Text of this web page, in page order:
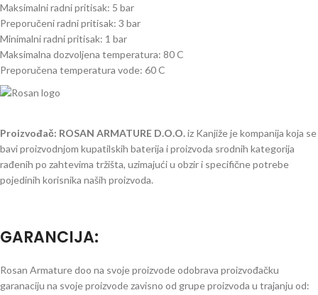
Maksimalni radni pritisak: 5 bar
Preporučeni radni pritisak: 3 bar
Minimalni radni pritisak: 1 bar
Maksimalna dozvoljena temperatura: 80 C
Preporučena temperatura vode: 60 C
Proizvođač: ROSAN ARMATURE D.O.O.iz Kanjiže je kompanija koja se
bavi proizvodnjom kupatilskih baterija i proizvoda srodnih kategorija
rađenih po zahtevima tržišta, uzimajući u obzir i specifične potrebe
pojedinih korisnika naših proizvoda.
GARANCIJA:
Rosan Armature doo na svoje proizvode odobrava proizvođačku
garanaciju na svoje proizvode zavisno od grupe proizvoda u trajanju od: